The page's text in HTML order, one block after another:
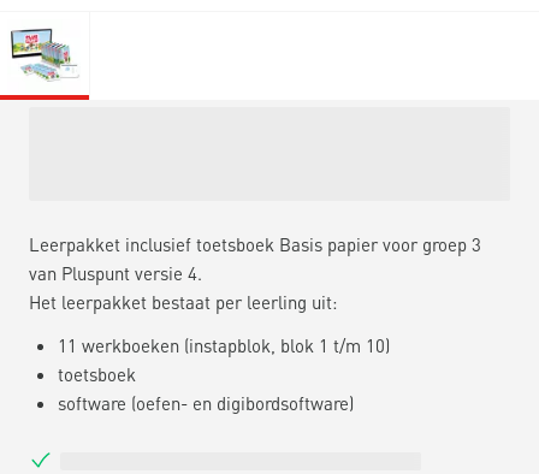
Leerpakket inclusief toetsboek Basis papier voor groep 3
van Pluspunt versie 4.
Het leerpakket bestaat per leerling uit:
11 werkboeken (instapblok, blok 1 t/m 10)
toetsboek
software (oefen- en digibordsoftware)